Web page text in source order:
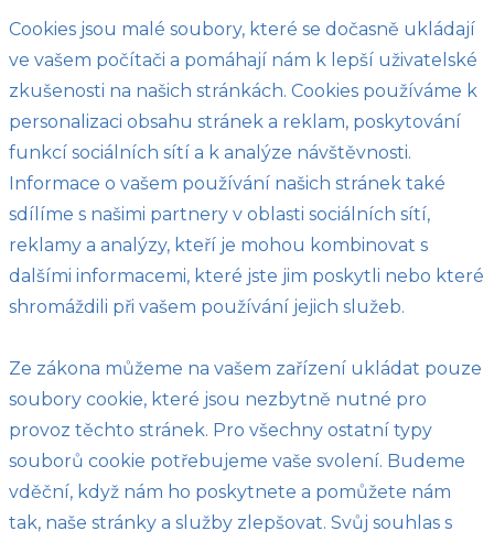
Cookies jsou malé soubory, které se dočasně ukládají
ve vašem počítači a pomáhají nám k lepší uživatelské
zkušenosti na našich stránkách. Cookies používáme k
personalizaci obsahu stránek a reklam, poskytování
funkcí sociálních sítí a k analýze návštěvnosti.
Informace o vašem používání našich stránek také
sdílíme s našimi partnery v oblasti sociálních sítí,
reklamy a analýzy, kteří je mohou kombinovat s
dalšími informacemi, které jste jim poskytli nebo které
shromáždili při vašem používání jejich služeb.
Ze zákona můžeme na vašem zařízení ukládat pouze
soubory cookie, které jsou nezbytně nutné pro
provoz těchto stránek. Pro všechny ostatní typy
souborů cookie potřebujeme vaše svolení. Budeme
vděční, když nám ho poskytnete a pomůžete nám
tak, naše stránky a služby zlepšovat. Svůj souhlas s